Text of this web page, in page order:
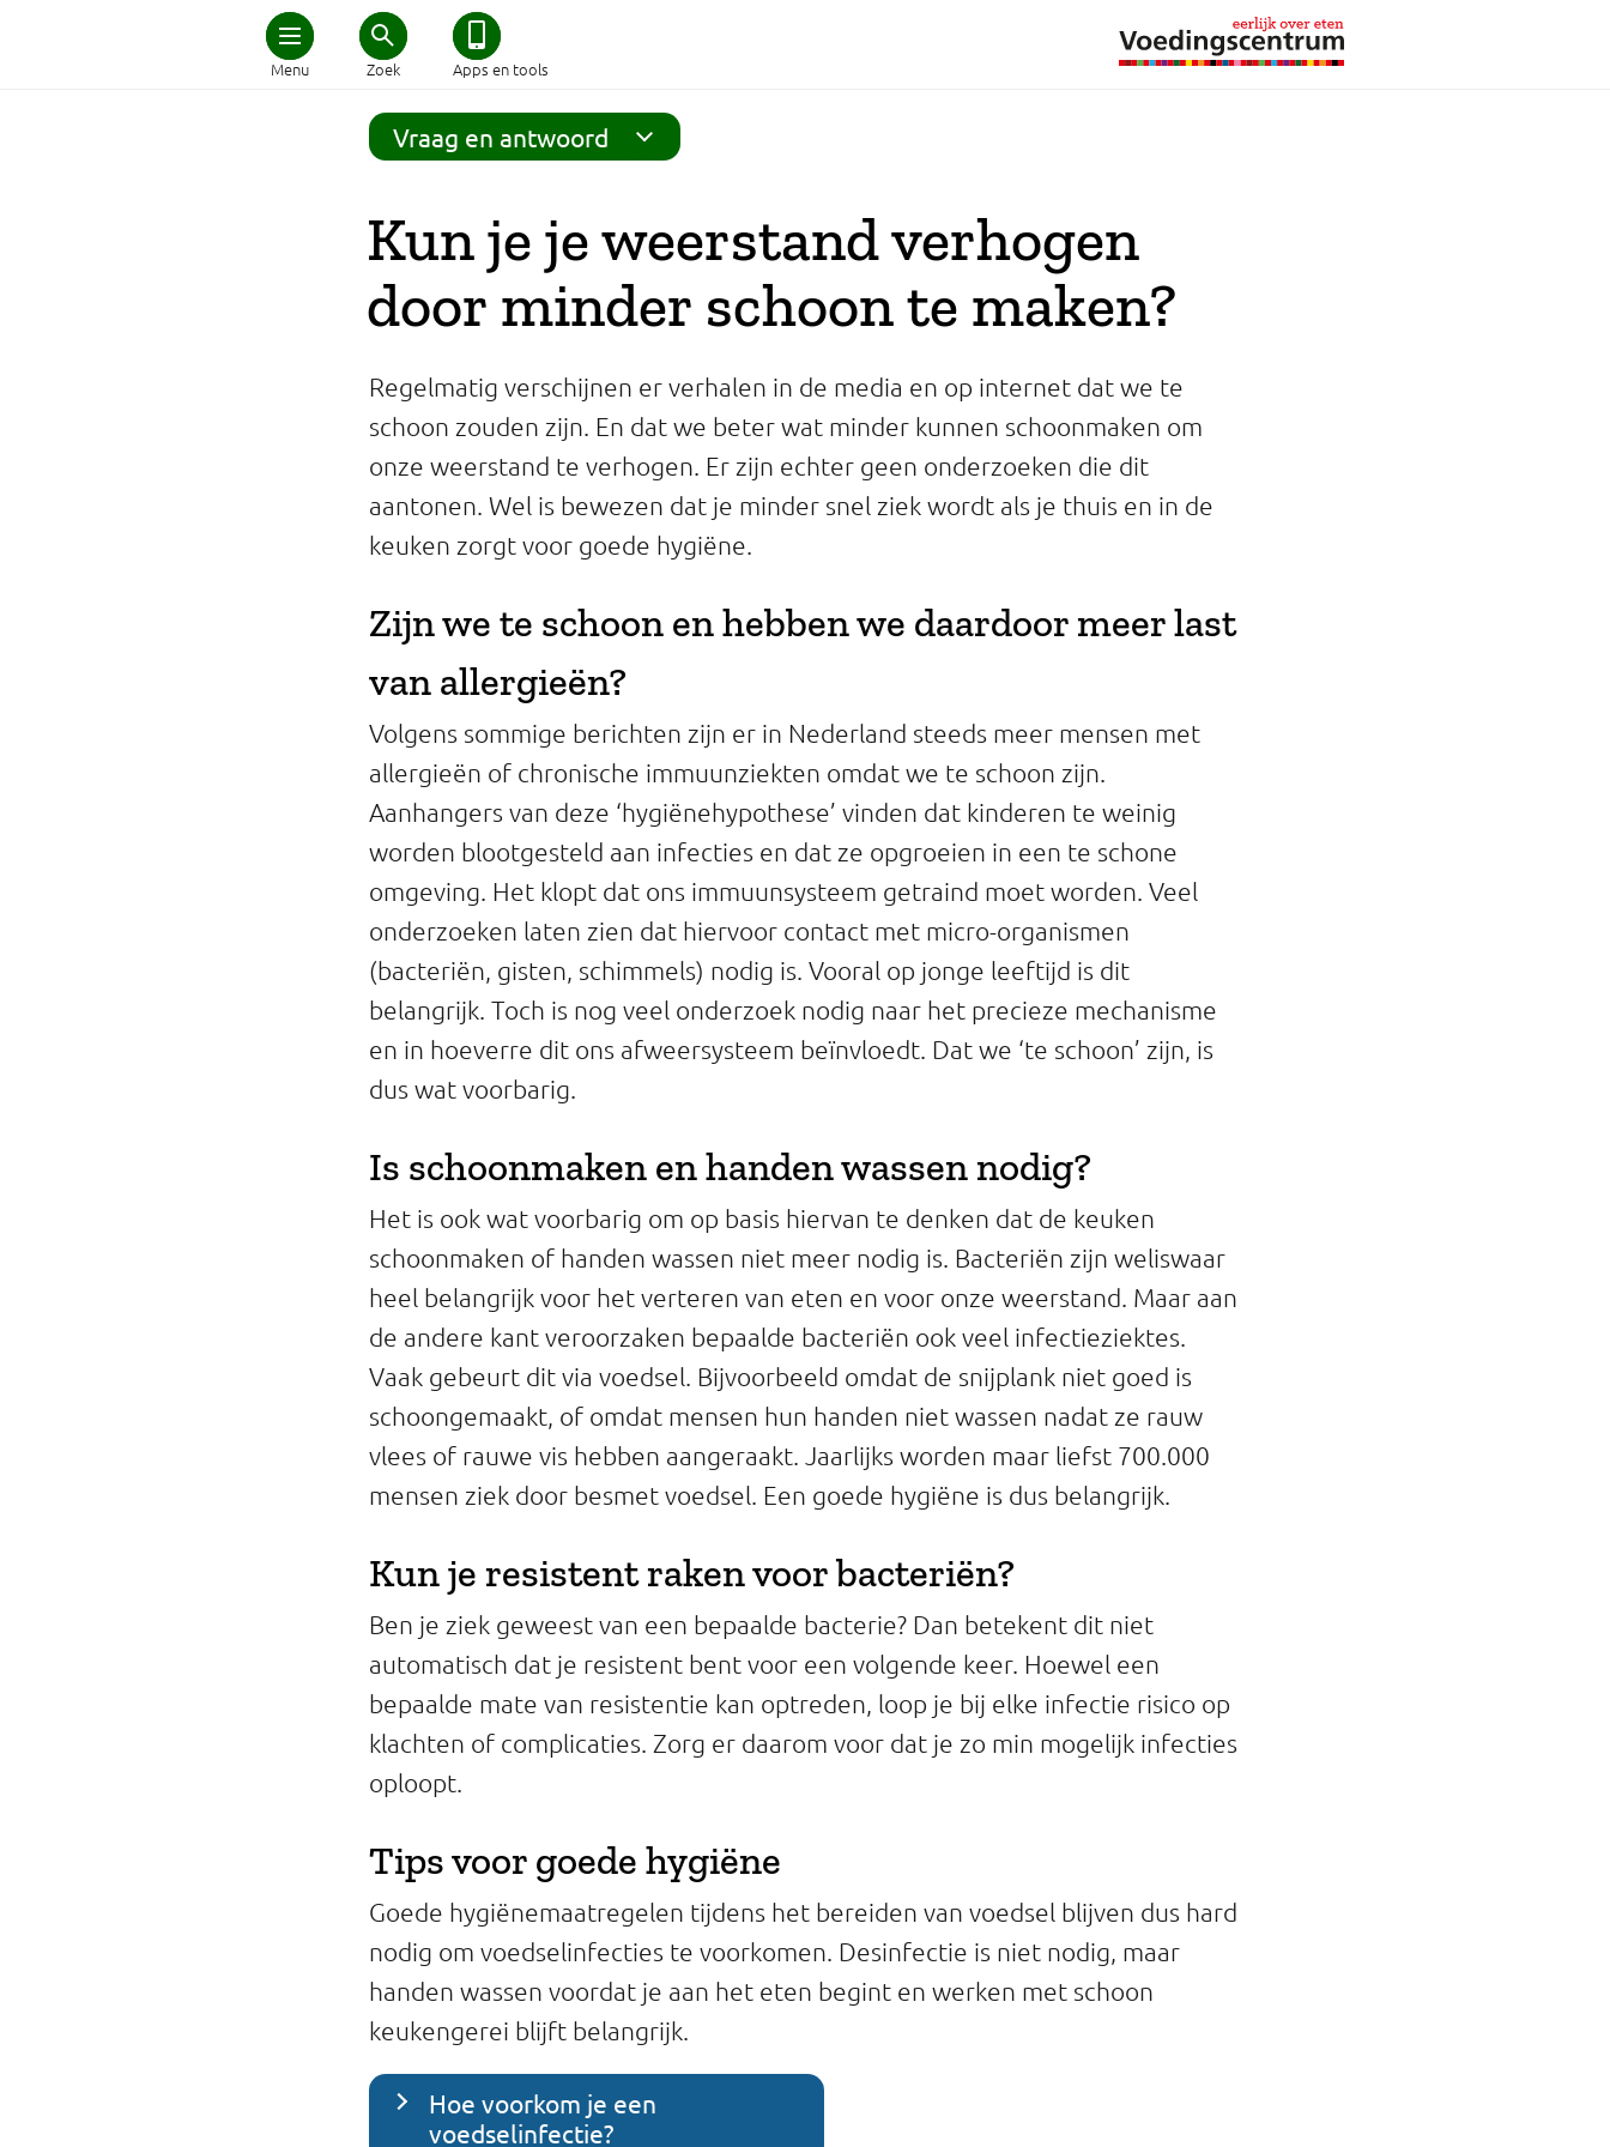
Menu Zoek Apps en tools
Home
Schijf van Vijf
Afvallen
Zwanger en kind
Duurzaam eten
Veilig eten
Professionals
Eetomgevingen
Vraag en antwoord
Kun je je weerstand verhogen
door minder schoon te maken?
Regelmatig verschijnen er verhalen in de media en op internet dat we te
schoon zouden zijn. En dat we beter wat minder kunnen schoonmaken om
onze weerstand te verhogen. Er zijn echter geen onderzoeken die dit
aantonen. Wel is bewezen dat je minder snel ziek wordt als je thuis en in de
keuken zorgt voor goede hygiëne.
Zijn we te schoon en hebben we daardoor meer last
van allergieën?
Volgens sommige berichten zijn er in Nederland steeds meer mensen met
allergieën of chronische immuunziekten omdat we te schoon zijn.
Aanhangers van deze ‘hygiënehypothese’ vinden dat kinderen te weinig
worden blootgesteld aan infecties en dat ze opgroeien in een te schone
omgeving. Het klopt dat ons immuunsysteem getraind moet worden. Veel
onderzoeken laten zien dat hiervoor contact met micro-organismen
(bacteriën, gisten, schimmels) nodig is. Vooral op jonge leeftijd is dit
belangrijk. Toch is nog veel onderzoek nodig naar het precieze mechanisme
en in hoeverre dit ons afweersysteem beïnvloedt. Dat we ‘te schoon’ zijn, is
dus wat voorbarig.
Is schoonmaken en handen wassen nodig?
Het is ook wat voorbarig om op basis hiervan te denken dat de keuken
schoonmaken of handen wassen niet meer nodig is. Bacteriën zijn weliswaar
heel belangrijk voor het verteren van eten en voor onze weerstand. Maar aan
de andere kant veroorzaken bepaalde bacteriën ook veel infectieziektes.
Vaak gebeurt dit via voedsel. Bijvoorbeeld omdat de snijplank niet goed is
schoongemaakt, of omdat mensen hun handen niet wassen nadat ze rauw
vlees of rauwe vis hebben aangeraakt. Jaarlijks worden maar liefst 700.000
mensen ziek door besmet voedsel. Een goede hygiëne is dus belangrijk.
Kun je resistent raken voor bacteriën?
Ben je ziek geweest van een bepaalde bacterie? Dan betekent dit niet
automatisch dat je resistent bent voor een volgende keer. Hoewel een
bepaalde mate van resistentie kan optreden, loop je bij elke infectie risico op
klachten of complicaties. Zorg er daarom voor dat je zo min mogelijk infecties
oploopt.
Tips voor goede hygiëne
Goede hygiënemaatregelen tijdens het bereiden van voedsel blijven dus hard
nodig om voedselinfecties te voorkomen. Desinfectie is niet nodig, maar
handen wassen voordat je aan het eten begint en werken met schoon
keukengerei blijft belangrijk.
Hoe voorkom je een
voedselinfectie?